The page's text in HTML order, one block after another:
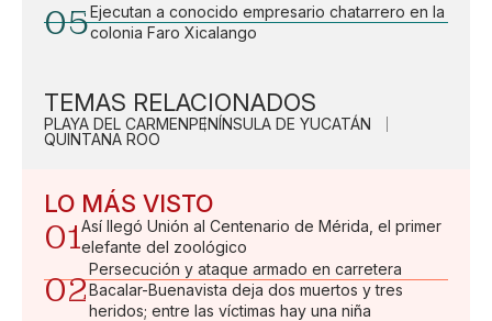
05Ejecutan a conocido empresario chatarrero en la
colonia Faro Xicalango
TEMAS RELACIONADOS
PLAYA DEL CARMENPENÍNSULA DE YUCATÁN
QUINTANA ROO
LO MÁS VISTO
01Así llegó Unión al Centenario de Mérida, el primer
elefante del zoológico
02
Persecución y ataque armado en carretera
Bacalar-Buenavista deja dos muertos y tres
heridos; entre las víctimas hay una niña